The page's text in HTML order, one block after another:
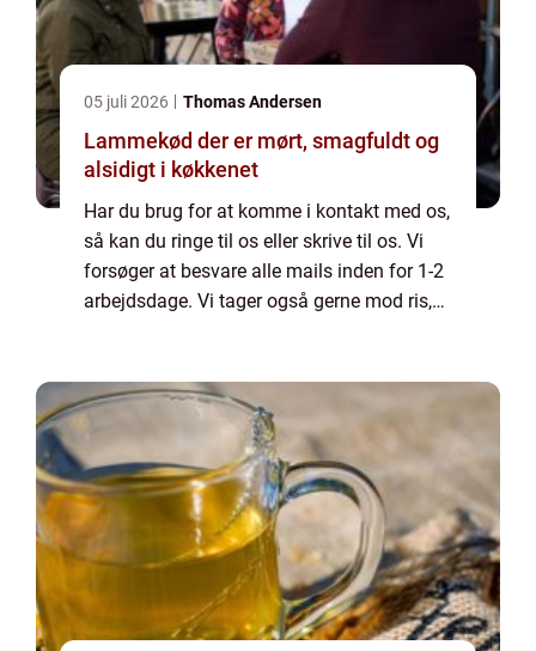
05 juli 2026 Thomas Andersen
Lammekød der er mørt, smagfuldt og
alsidigt i køkkenet
Har du brug for at komme i kontakt med os,
så kan du ringe til os eller skrive til os. Vi
forsøger at besvare alle mails inden for 1-2
arbejdsdage. Vi tager også gerne mod ris,